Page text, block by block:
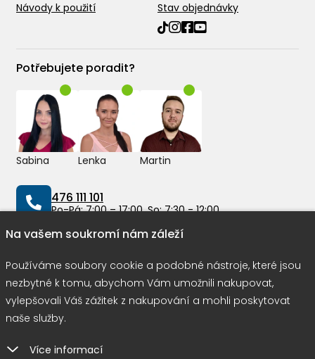
Návody k použití
Stav objednávky
Potřebujete poradit?
Sabina Lenka Martin
476 111 101
Po-Pá: 7:00 – 17:00, So: 7:30 - 12:00
Možnosti dopravy
Rychlá a bezpečná platba
Na vašem soukromí nám záleží
Používáme soubory cookie a podobné nástroje, které jsou
nezbytné k tomu, abychom Vám umožnili nakupovat,
vylepšovali Váš zážitek z nakupování a mohli poskytovat
naše služby.
Více informací